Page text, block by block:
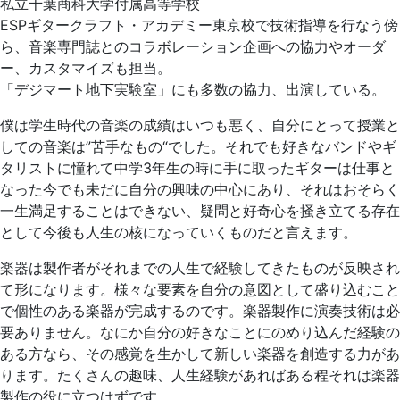
私立千葉商科大学付属高等学校
ESPギタークラフト・アカデミー東京校で技術指導を行なう傍
ら、音楽専門誌とのコラボレーション企画への協力やオーダ
ー、カスタマイズも担当。
「デジマート地下実験室」にも多数の協力、出演している。
僕は学生時代の音楽の成績はいつも悪く、自分にとって授業と
しての音楽は”苦手なもの“でした。それでも好きなバンドやギ
タリストに憧れて中学3年生の時に手に取ったギターは仕事と
なった今でも未だに自分の興味の中心にあり、それはおそらく
一生満足することはできない、疑問と好奇心を掻き立てる存在
として今後も人生の核になっていくものだと言えます。
楽器は製作者がそれまでの人生で経験してきたものが反映され
て形になります。様々な要素を自分の意図として盛り込むこと
で個性のある楽器が完成するのです。楽器製作に演奏技術は必
要ありません。なにか自分の好きなことにのめり込んだ経験の
ある方なら、その感覚を生かして新しい楽器を創造する力があ
ります。たくさんの趣味、人生経験があればある程それは楽器
製作の役に立つはずです。